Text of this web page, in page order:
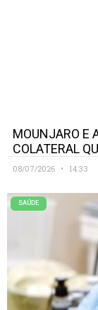
MOUNJARO E
COLATERAL
08/07/2026 14:33
SAÚDE